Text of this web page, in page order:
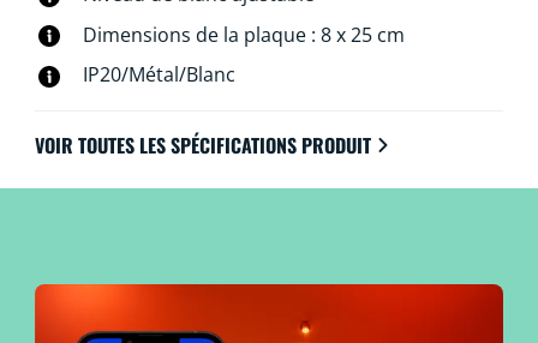
Dimensions de la plaque : 8 x 25 cm
IP20/Métal/Blanc
VOIR TOUTES LES SPÉCIFICATIONS PRODUIT